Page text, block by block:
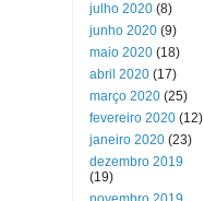
julho 2020 (8)
junho 2020 (9)
maio 2020 (18)
abril 2020 (17)
março 2020 (25)
fevereiro 2020 (12)
janeiro 2020 (23)
dezembro 2019
(19)